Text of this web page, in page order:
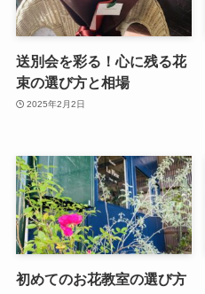
送別会を彩る！心に残る花
束の選び方と相場
2025年2月2日
初めてのお花教室の選び方